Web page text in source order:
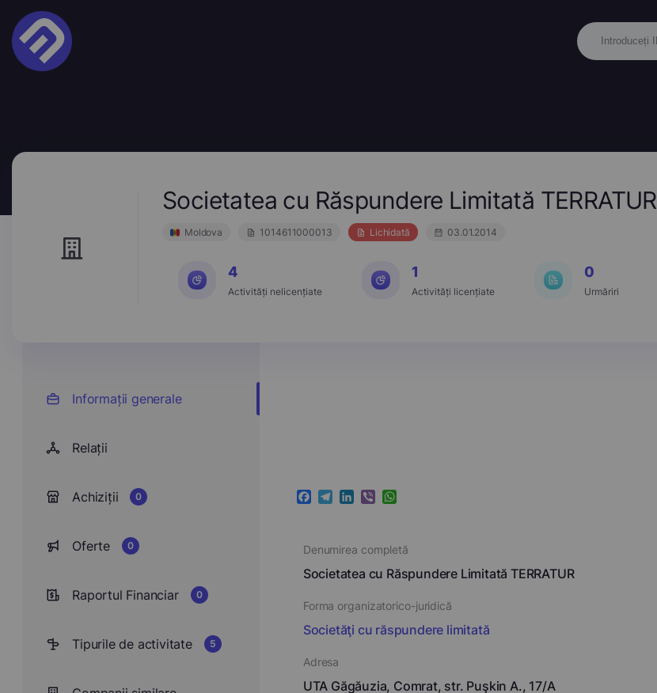
Societatea cu Răspundere Limitată TERRATUR
Moldova 1014611000013 Lichidată 03.01.2014
4
Activități nelicențiate
1
Activități licențiate
0
Urmăriri
Informații generale
Relații
Achiziții 0
Oferte 0
Raportul Financiar 0
Tipurile de activitate 5
Facebook
Telegram
LinkedIn
ViberWhatsApp
Denumirea completă
Societatea cu Răspundere Limitată TERRATUR
Forma organizatorico-juridică
Societăţi cu răspundere limitată
Adresa
UTA Găgăuzia, Comrat, str. Puşkin A., 17/A